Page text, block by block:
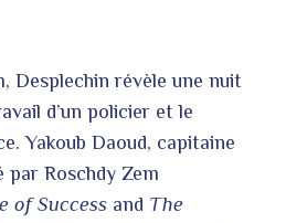
Desplechin révèle une nuit
d’un policier et le
Yakoub Daoud, capitaine
par Roschdy Zem
of Success and The